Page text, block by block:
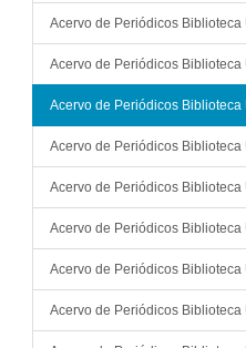
Acervo de Periódicos Biblioteca
Acervo de Periódicos Biblioteca
Acervo de Periódicos Biblioteca
Acervo de Periódicos Biblioteca
Acervo de Periódicos Biblioteca
Acervo de Periódicos Biblioteca
Acervo de Periódicos Biblioteca
Acervo de Periódicos Biblioteca